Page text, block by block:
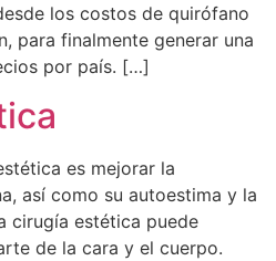
los costos de quirófano
para finalmente generar una
por país. […]
es mejorar la
así como su autoestima y la
cirugía estética puede
de la cara y el cuerpo.